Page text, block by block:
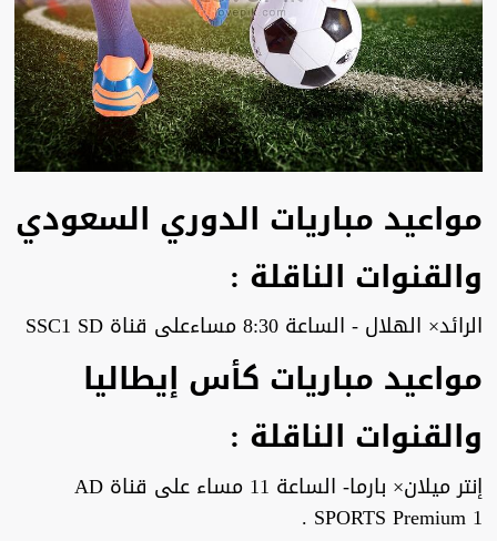
مواعيد مباريات الدوري السعودي
والقنوات الناقلة :
الرائد× الهلال - الساعة 8:30 مساءعلى قناة SSC1 SD
مواعيد مباريات كأس إيطاليا
والقنوات الناقلة :
إنتر ميلان× بارما- الساعة 11 مساء على قناة AD
SPORTS Premium 1 .